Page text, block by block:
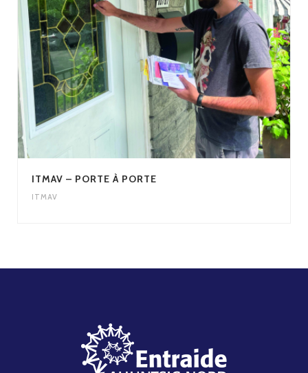
ITMAV – PORTE À PORTE
ITMAV